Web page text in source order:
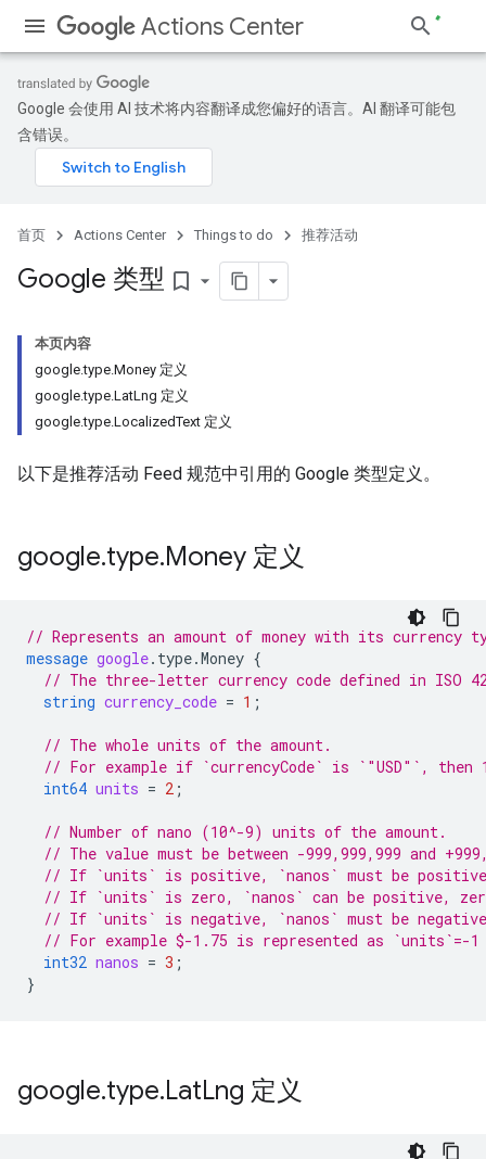
Actions Center
Google 会使用 AI 技术将内容翻译成您偏好的语言。AI 翻译可能包
含错误。
首页 Actions Center Things to do 推荐活动
Google 类型 bookmark_border
本页内容
google.type.Money 定义
google.type.LatLng 定义
google.type.LocalizedText 定义
以下是推荐活动 Feed 规范中引用的 Google 类型定义。
google.type.Money 定义
// Represents an amount of money with its currency
message google. type.Money {
// The three-letter currency code defined in ISO
string currency_code = 1 ;
// The whole units of the amount.
// For example if `currencyCode` is `"USD"`,
int64 units = 2 ;
// Number of nano (10^-9) units of the amount.
// The value must be between -999,999,999 and
// If `units` is positive, `nanos` must be
// If `units` is zero, `nanos` can be positive,
// If `units` is negative, `nanos` must be
// For example $-1.75 is represented as `units`=-1
int32 nanos = 3 ;
}
google.type.LatLng 定义